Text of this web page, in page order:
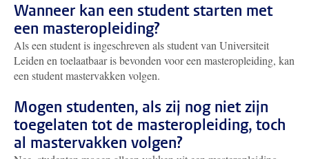
Wanneer kan een student starten met
een masteropleiding?
Als een student is ingeschreven als student van Universiteit
Leiden en toelaatbaar is bevonden voor een masteropleiding, kan
een student mastervakken volgen.
Mogen studenten, als zij nog niet zijn
toegelaten tot de masteropleiding, toch
al mastervakken volgen?